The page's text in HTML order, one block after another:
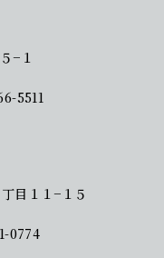
−１
5511
目１１−１５
0774